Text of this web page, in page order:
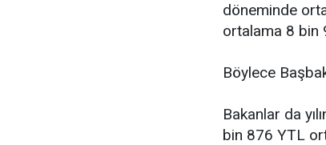
döneminde
ortalama 8 bin
Böylece
Bakanlar da
bin 876 YTL